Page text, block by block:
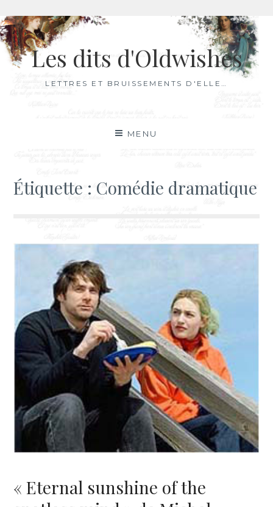
Aller
au
contenuLes dits d'Oldwishes
LETTRES ET BRUISSEMENTS D'ELLE…
MENU
Étiquette : Comédie dramatique
« Eternal sunshine of the